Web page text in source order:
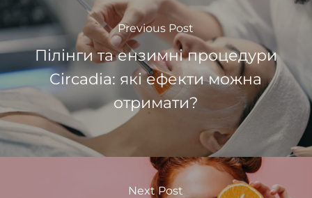
Previous Post
Пілінги та ензимні процедури
Circadia: які ефекти можна
отримати?
Next Post